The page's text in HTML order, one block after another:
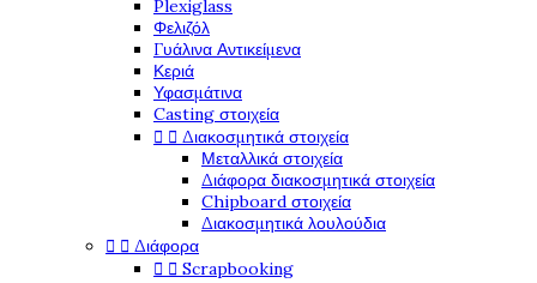
Plexiglass
Φελιζόλ
Γυάλινα Αντικείμενα
Κεριά
Υφασμάτινα
Casting στοιχεία
  Διακοσμητικά στοιχεία
Μεταλλικά στοιχεία
Διάφορα διακοσμητικά στοιχεία
Chipboard στοιχεία
Διακοσμητικά λουλούδια
  Διάφορα
  Scrapbooking